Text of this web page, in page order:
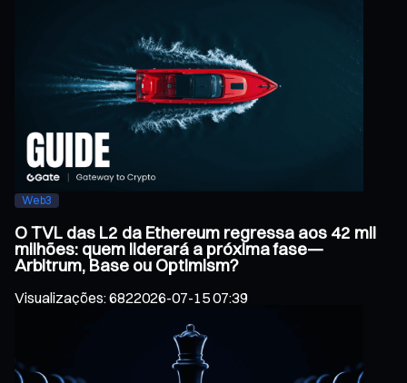
Web3
O TVL das L2 da Ethereum regressa aos 42 mil
milhões: quem liderará a próxima fase—
Arbitrum, Base ou Optimism?
Visualizações:6822026-07-15 07:39